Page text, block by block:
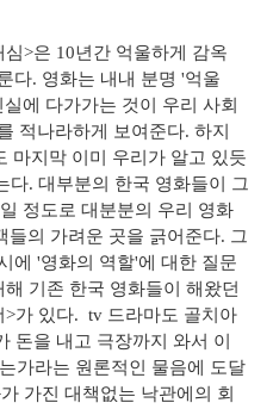
>은 10년간 억울하게 감옥
다. 영화는 내내 분명 '억울
에 다가가는 것이 우리 사회
적나라하게 보여준다. 하지
마지막 이미 우리가 알고 있듯
다. 대부분의 한국 영화들이 그
정도로 대분분의 우리 영화
들의 가려운 곳을 긁어준다. 그
에 '영화의 역할'에 대한 질문
기존 한국 영화들이 해왔던
>가 있다. tv 드라마도 골치아
돈을 내고 극장까지 와서 이
가라는 원론적인 물음에 도달
가진 대책없는 낙관에의 회